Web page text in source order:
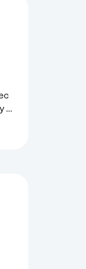
и